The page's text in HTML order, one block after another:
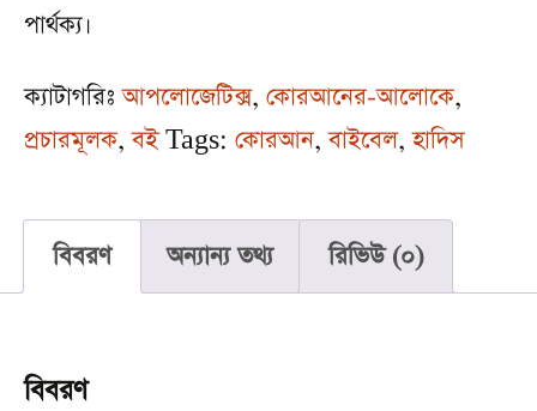
পার্থক্য।
ক্যাটাগরিঃআপলোজেটিক্স, কোরআনের-আলোকে,
প্রচারমূলক,বই Tags: কোরআন,বাইবেল,হাদিস
বিবরণ অন্যান্য তথ্য রিভিউ (0)
বিবরণ